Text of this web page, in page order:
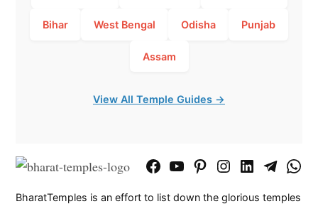
Bihar West Bengal Odisha Punjab
Assam
View All Temple Guides →
FacebookYouTubePinterestInstagram
LinkedInTelegram
BharatTemples is an effort to list down the glorious temples